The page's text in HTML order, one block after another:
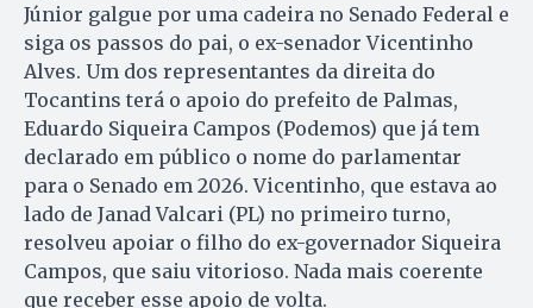
Júnior galgue por uma cadeira no Senado Federal e
siga os passos do pai, o ex-senador Vicentinho
Alves. Um dos representantes da direita do
Tocantins terá o apoio do prefeito de Palmas,
Eduardo Siqueira Campos (Podemos) que já tem
declarado em público o nome do parlamentar
para o Senado em 2026. Vicentinho, que estava ao
lado de Janad Valcari (PL) no primeiro turno,
resolveu apoiar o filho do ex-governador Siqueira
Campos, que saiu vitorioso. Nada mais coerente
que receber esse apoio de volta.